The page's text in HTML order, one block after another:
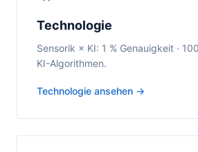
Technologie
Sensorik × KI: 1 % Genauigkeit ·
KI-Algorithmen.
Technologie ansehen →